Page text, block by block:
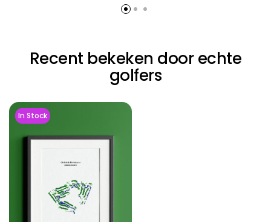
through
Recent bekeken door echte
golfers
In Stock